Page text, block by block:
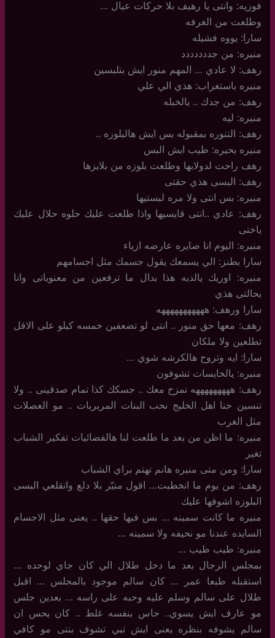
فوزيه: وانتى يا رهيف بلا حركات عيال …
وطلعت من الغرفه
سارا: يووه فشيله
منيره: من جددددددد
رهف: لا عادي … المهم منور ايش بتلبسين
منيره باستغراب: هذي الي علي
رهف: من جدك .. يالخبله
منيره: ليه
رهف: التنوره بمقبوله بس ايش هالبلوزه ..
منيره بحيره: طيب ايش البس
رهف راحت لدولابها وطلعت بلوزه من بلايزها
رهف: البسى هذي حقتى
منيره: بس انتى ولا مره لبستيها
رهف: عادي ..انتى قايسيها واذا طلعت عليك حلوه حلال عليك
ياختى
منيره: اليوم انا صايره عارضه ازياء
سارا بطنز: الي يسمعك يقول جسمك مثل اجسامهم
منيره: اوريك يالدبه هذا بدال ما ترفعين من معنوياتى وانا
بحالتى هذي
سارا ورهف: هههههههههههه
رهف: معها حق منور .. انتى لو تضعفين خمسه كيلو على الاقل
تطلعين ولا ملكان
سارا: ايه وتروح هالكرشه شوي …
منيره: يالخايسات تشوفون
رهف: هههههههههه نمزح معك .. جسكك كذا تمام صدقينى .. ولا
تنسين حنا اهل الخليج نحب البنات المربربات .. مو العصلات
مثل الغرب
منيره: ما اظن من بعد ما طلعت لنا هالفضائيات تفكير الشباب
تغير
سارا: ومن متى منيره هانم تهتم براي الشباب
رهف: من يوم ما انخطبت… اقول منيّر بلا دلع وانقلعي البسى
البلوزه اشوفها عليك
منيره ما كانت سمينه … بس فيها حقها .. يعنى مثل الاجسام
السايده عندنا مو نحيفه ولا سمينه …
منيره: طيب طيب …
بمجلس الرجال بعد ما دخل طلال الي كان جاي لوحده …
استقبله طبعا عمر … كان سالم موجود بالمجلس … اقبل
طلال على سالم وسلم عليه وحبه على راسه … بعدين جلس
مو عارف ايش يسوي.. حاس بنفسه غلط .. كان يحس ان
سالم يشوفه بنظره يعنى ايش تبي تشوف بنتى مو كافي